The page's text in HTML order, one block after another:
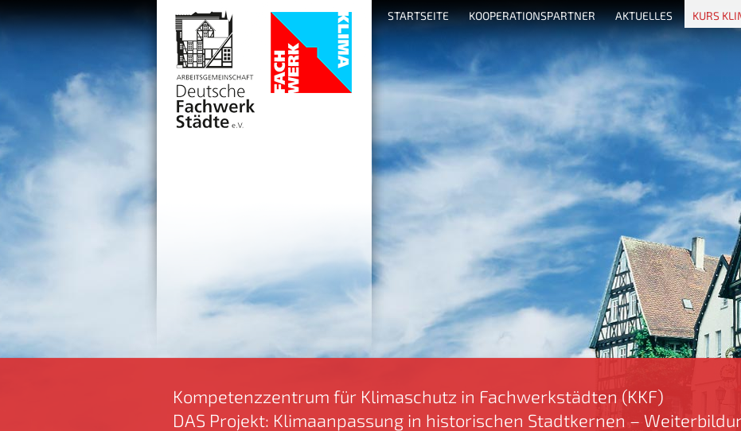
STARTSEITE KOOPERATIONSPARTNER AKTUELLES KURS
Kompetenzzentrum für Klimaschutz in Fachwerkstädten (KKF)
DAS Projekt: Klimaanpassung in historischen Stadtkernen –